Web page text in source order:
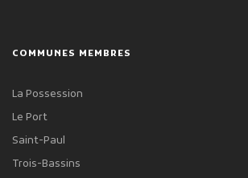
COMMUNES MEMBRES
La Possession
Le Port
Saint-Paul
Trois-Bassins